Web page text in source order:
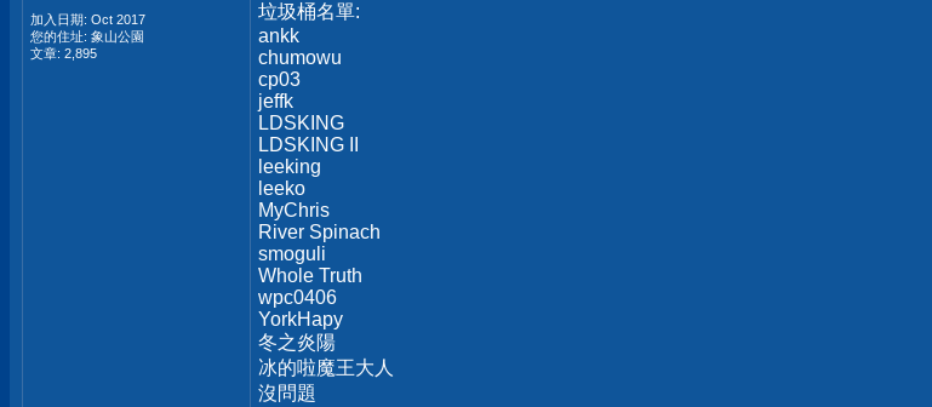
加入日期: Oct 2017
您的住址: 象山公園
文章: 2,895
垃圾桶名單:
ankk
chumowu
cp03
jeffk
LDSKING
LDSKING II
leeking
leeko
MyChris
River Spinach
smoguli
Whole Truth
wpc0406
YorkHapy
冬之炎陽
冰的啦魔王大人
沒問題